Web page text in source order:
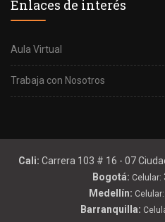
Enlaces de interés
Aula Virtual
Trabaja con Nosotros
Cali: Carrera 103 # 16 - 07
Bogotá: Celular:
Medellín: Celular:
Barranquilla: